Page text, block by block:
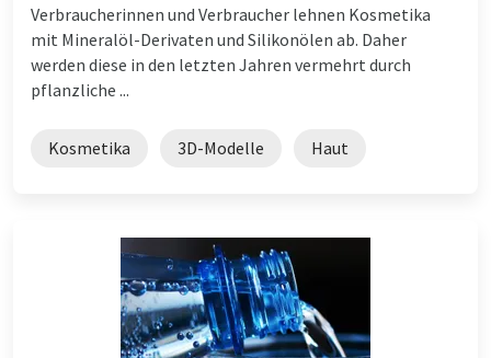
Verbraucherinnen und Verbraucher lehnen Kosmetika
mit Mineralöl-Derivaten und Silikonölen ab. Daher
werden diese in den letzten Jahren vermehrt durch
pflanzliche ...
Kosmetika 3D-Modelle Haut